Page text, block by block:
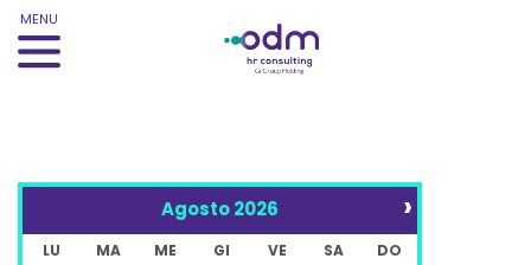
MENU
›
Agosto2026
LU MA ME GI VE SA
DO